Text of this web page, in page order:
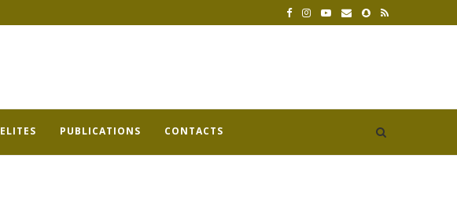
ELITES PUBLICATIONS CONTACTS